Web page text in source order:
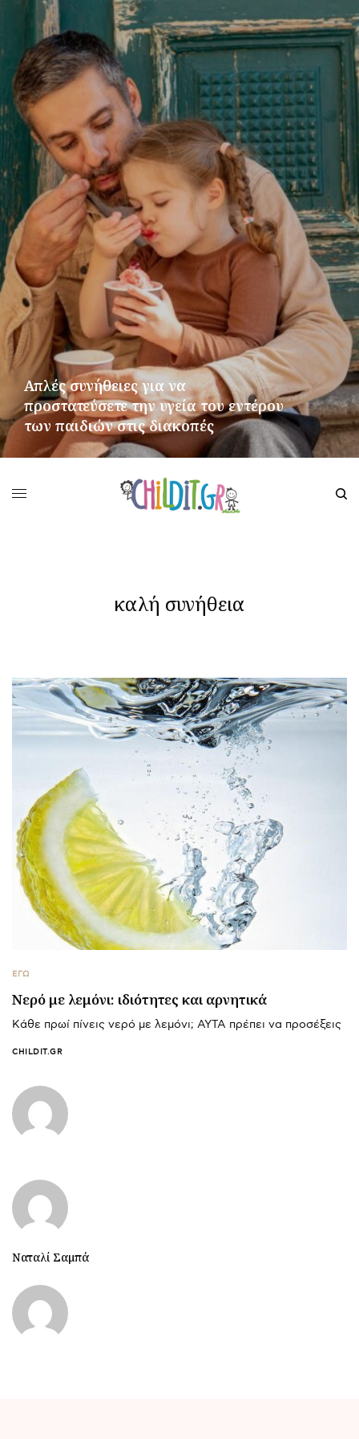
Απλές συνήθειες για να
προστατεύσετε την υγεία του εντέρου
των παιδιών στις διακοπές
καλή συνήθεια
ΕΓΩ
Νερό με λεμόνι: ιδιότητες και αρνητικά
Κάθε πρωί πίνεις νερό με λεμόνι; ΑΥΤΑ πρέπει να προσέξεις
CHILDIT.GR
Ναταλί Σαμπά